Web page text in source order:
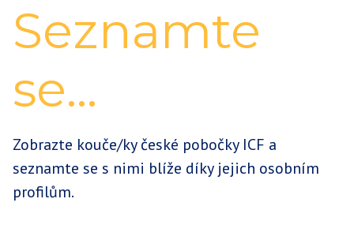
Seznamte
se...
Zobrazte kouče/ky české pobočky ICF a
seznamte se s nimi blíže díky jejich osobním
profilům.